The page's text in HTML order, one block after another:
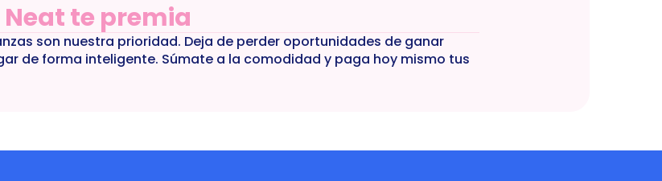
te premia
son nuestra prioridad. Deja de perder oportunidades de ganar
de forma inteligente. Súmate a la comodidad y paga hoy mismo tus